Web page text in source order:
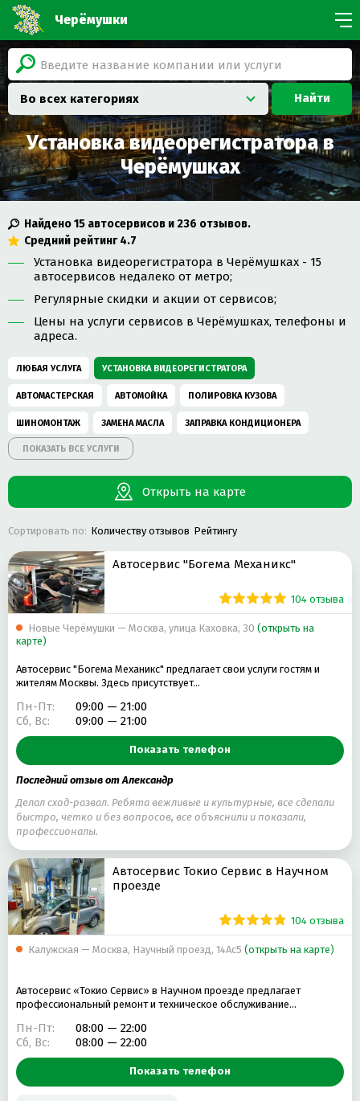
Черёмушки
Найти
Во всех категориях
Установка видеорегистратора в
Черёмушках
Найдено15 автосервисов и236 отзывов.
Средний рейтинг4.7
Установка видеорегистратора в Черёмушках - 15
автосервисов недалеко от метро;
Регулярные скидки и акции от сервисов;
Цены на услуги сервисов в Черёмушках, телефоны и
адреса.
ЛЮБАЯ УСЛУГА УСТАНОВКА ВИДЕОРЕГИСТРАТОРА
АВТОМАСТЕРСКАЯ АВТОМОЙКА ПОЛИРОВКА КУЗОВА
ШИНОМОНТАЖ ЗАМЕНА МАСЛА ЗАПРАВКА КОНДИЦИОНЕРА
КОМПЬЮТЕРНАЯ ДИАГНОСТИКА АВТОМОБИЛЯ
РЕМОНТ АВТОКОНДИЦИОНЕРОВ РЕМОНТ ДВИГАТЕЛЯ
РЕМОНТ ХОДОВОЙ
ХИМЧИСТКА САЛОНА КУЗОВНОЙ РЕМОНТ РЕМОНТ VOLKSWAGEN
РЕМОНТ TOYOTA ЗАМЕНА ТОРМОЗНЫХ КОЛОДОК
РЕМОНТ ВЫХЛОПНЫХ СИСТЕМ
СЛЕСАРНЫЙ РЕМОНТ РЕМОНТ АКПП РЕМОНТ BMW
РЕМОНТ БЕНЗИНОВЫХ ДВИГАТЕЛЕЙ
РЕМОНТ МКПП ЗАМЕНА ПЕРЕДНИХ ТОРМОЗНЫХ КОЛОДОК
ЗАМЕНА СВЕЧЕЙ ЗАЖИГАНИЯ
РЕМОНТ FORD ЗАМЕНА МАСЛА В АКПП
РЕМОНТ ГЕНЕРАТОРА АВТОМОБИЛЯ
РЕМОНТ PORSCHE
РЕМОНТ ЭЛЕКТРОННЫХ СИСТЕМ УПРАВЛЕНИЯ АВТОМОБИЛЯ
ДИАГНОСТИКА ПНЕВМОПОДВЕСКИ РЕМОНТ АВТОЭЛЕКТРОНИКИ
ПОКАЗАТЬ ВСЕ УСЛУГИ
Открыть на карте
Сортировать по: Количеству отзывов Рейтингу
Автосервис "Богема Механикс"
104 отзыва
Новые Черёмушки — Москва, улица Каховка, 30 (открыть на
карте)
Автосервис "Богема Механикс" предлагает свои услуги гостям и
жителям Москвы. Здесь присутствует…
Пн-Пт:
09:00 — 21:00
Сб, Вс:
09:00 — 21:00
Показать телефон
Последний отзыв от Александр
Делал сход-развал. Ребята вежливые и культурные, все сделали
быстро, четко и без вопросов, все объяснили и показали,
профессионалы.
Автосервис Токио Сервис в Научном
проезде
104 отзыва
Калужская — Москва, Научный проезд, 14Ас5 (открыть на карте)
Автосервис «Токио Сервис» в Научном проезде предлагает
профессиональный ремонт и техническое обслуживание…
Пн-Пт:
08:00 — 22:00
Сб, Вс:
08:00 — 22:00
Показать телефон